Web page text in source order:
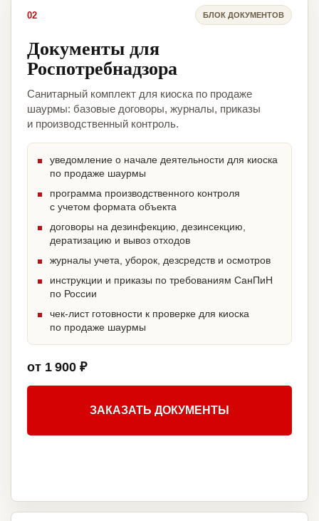
02 БЛОК ДОКУМЕНТОВ
Документы для
Роспотребнадзора
Санитарный комплект для киоска по продаже
шаурмы: базовые договоры, журналы, приказы
и производственный контроль.
уведомление о начале деятельности для киоска
по продаже шаурмы
программа производственного контроля
с учетом формата объекта
договоры на дезинфекцию, дезинсекцию,
дератизацию и вывоз отходов
журналы учета, уборок, дезсредств и осмотров
инструкции и приказы по требованиям СанПиН
по России
чек-лист готовности к проверке для киоска
по продаже шаурмы
от 1 900 ₽
ЗАКАЗАТЬ ДОКУМЕНТЫ